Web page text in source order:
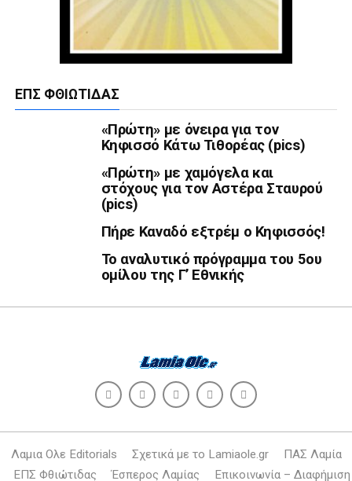
ΕΠΣ ΦΘΙΏΤΙΔΑΣ
«Πρώτη» με όνειρα για τον
Κηφισσό Κάτω Τιθορέας (pics)
«Πρώτη» με χαμόγελα και
στόχους για τον Αστέρα Σταυρού
(pics)
Πήρε Καναδό εξτρέμ ο Κηφισσός!
Το αναλυτικό πρόγραμμα του 5ου
ομίλου της Γ’ Εθνικής
Λαμια Ολε Editorials Σχετικά με το Lamiaole.gr
ΠΑΣ Λαμία
ΕΠΣ Φθιώτιδας
Έσπερος Λαμίας Επικοινωνία – Διαφήμιση